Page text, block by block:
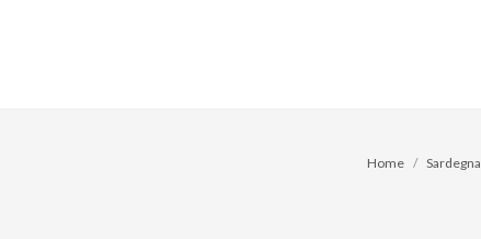
Home Sardegna